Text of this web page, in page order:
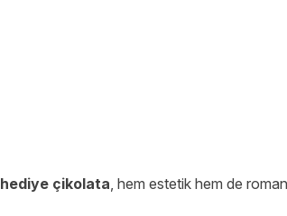
hediye çikolata, hem estetik hem de